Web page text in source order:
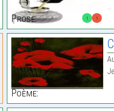
1 1
Prose:
…
Poème: